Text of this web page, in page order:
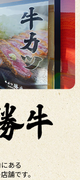
ある
舗です。